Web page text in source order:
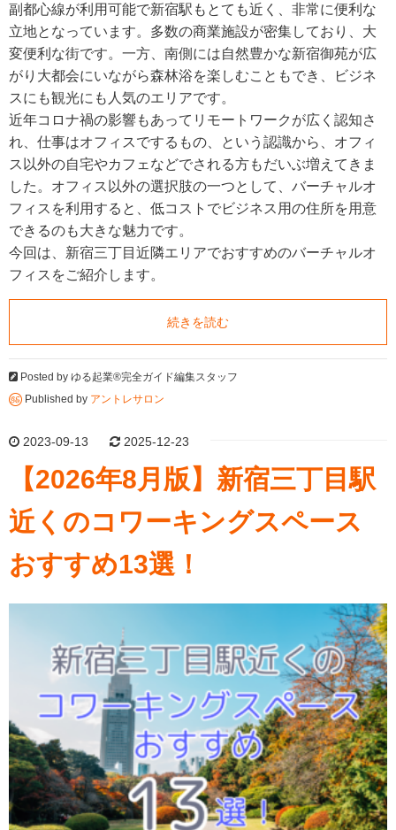
副都心線が利用可能で新宿駅もとても近く、非常に便利な
立地となっています。多数の商業施設が密集しており、大
変便利な街です。一方、南側には自然豊かな新宿御苑が広
がり大都会にいながら森林浴を楽しむこともでき、ビジネ
スにも観光にも人気のエリアです。
近年コロナ禍の影響もあってリモートワークが広く認知さ
れ、仕事はオフィスでするもの、という認識から、オフィ
ス以外の自宅やカフェなどでされる方もだいぶ増えてきま
した。オフィス以外の選択肢の一つとして、バーチャルオ
フィスを利用すると、低コストでビジネス用の住所を用意
できるのも大きな魅力です。
今回は、新宿三丁目近隣エリアでおすすめのバーチャルオ
フィスをご紹介します。
続きを読む
Posted by ゆる起業®完全ガイド編集スタッフ
Published by アントレサロン
2023-09-13 2025-12-23
【2026年8月版】新宿三丁目駅
近くのコワーキングスペース
おすすめ13選！